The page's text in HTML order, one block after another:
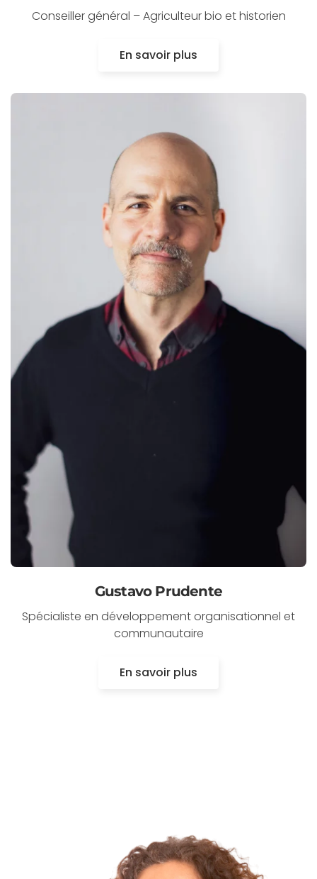
Conseiller général – Agriculteur bio et historien
En savoir plus
Gustavo Prudente
Spécialiste en développement organisationnel et
communautaire
En savoir plus